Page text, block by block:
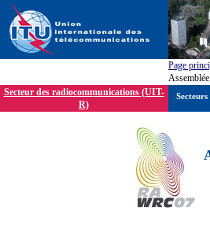
Page
Secteur des radiocommunications (UIT-
R)